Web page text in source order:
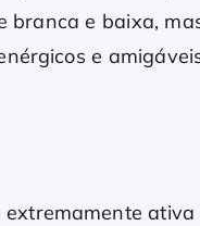
branca e baixa,
e